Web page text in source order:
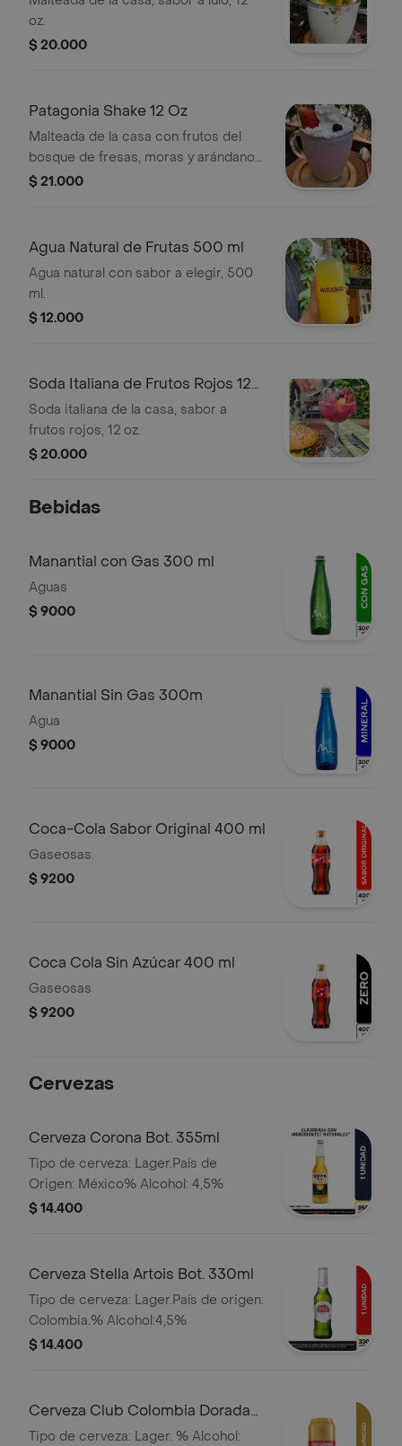
oz.
$ 20.000
Patagonia Shake 12 Oz
Malteada de la casa con frutos del
bosque de fresas, moras y arándanos,
12 oz.
$ 21.000
Agua Natural de Frutas 500 ml
Agua natural con sabor a elegir, 500
ml.
$ 12.000
Soda Italiana de Frutos Rojos 12
Oz
Soda italiana de la casa, sabor a
frutos rojos, 12 oz.
$ 20.000
Bebidas
Manantial con Gas 300 ml
Aguas
$ 9000
Manantial Sin Gas 300m
Agua
$ 9000
Coca-Cola Sabor Original 400 ml
Gaseosas.
$ 9200
Coca Cola Sin Azúcar 400 ml
Gaseosas
$ 9200
Cervezas
Cerveza Corona Bot. 355ml
Tipo de cerveza: Lager.País de
Origen: México% Alcohol: 4,5%
$ 14.400
Cerveza Stella Artois Bot. 330ml
Tipo de cerveza: Lager.País de origen:
Colombia.% Alcohol:4,5%
$ 14.400
Cerveza Club Colombia Dorada
Lta 330ml
Tipo de cerveza: Lager. % Alcohol: